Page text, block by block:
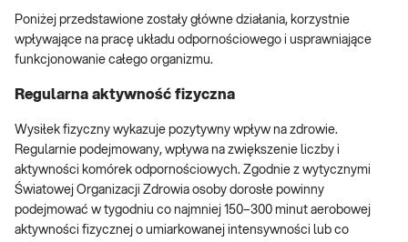
Poniżej przedstawione zostały główne działania, korzystnie
wpływające na pracę układu odpornościowego i usprawniające
funkcjonowanie całego organizmu.
Regularna aktywność fizyczna
Wysiłek fizyczny wykazuje pozytywny wpływ na zdrowie.
Regularnie podejmowany, wpływa na zwiększenie liczby i
aktywności komórek odpornościowych. Zgodnie z wytycznymi
Światowej Organizacji Zdrowia osoby dorosłe powinny
podejmować w tygodniu co najmniej 150–300 minut aerobowej
aktywności fizycznej o umiarkowanej intensywności lub co